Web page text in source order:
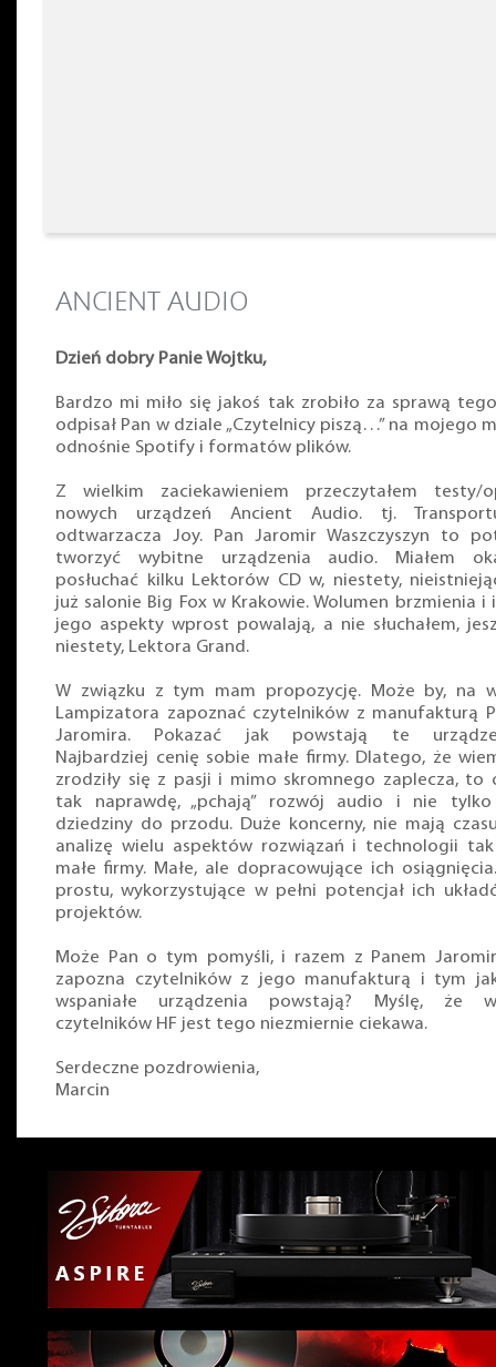
ANCIENT AUDIO
Dzień dobry Panie Wojtku,
Bardzo mi miło się jakoś tak zrobiło za sprawą
odpisał Pan w dziale „Czytelnicy piszą…” na mojego
odnośnie Spotify i formatów plików.
Z wielkim zaciekawieniem przeczytałem testy/
nowych urządzeń Ancient Audio. tj.
odtwarzacza Joy. Pan Jaromir Waszczyszyn to
tworzyć wybitne urządzenia audio. Miałem
posłuchać kilku Lektorów CD w, niestety,
już salonie Big Fox w Krakowie. Wolumen brzmienia i
jego aspekty wprost powalają, a nie słuchałem,
niestety, Lektora Grand.
W związku z tym mam propozycję. Może by, na
Lampizatora zapoznać czytelników z manufakturą
Jaromira. Pokazać jak powstają te
Najbardziej cenię sobie małe firmy. Dlatego, że
zrodziły się z pasji i mimo skromnego zaplecza, to
tak naprawdę, „pchają” rozwój audio i nie
dziedziny do przodu. Duże koncerny, nie mają
analizę wielu aspektów rozwiązań i technologii
małe firmy. Małe, ale dopracowujące ich
prostu, wykorzystujące w pełni potencjał ich
projektów.
Może Pan o tym pomyśli, i razem z Panem
zapozna czytelników z jego manufakturą i tym
wspaniałe urządzenia powstają? Myślę, że
czytelników HF jest tego niezmiernie ciekawa.
Serdeczne pozdrowienia,
Marcin